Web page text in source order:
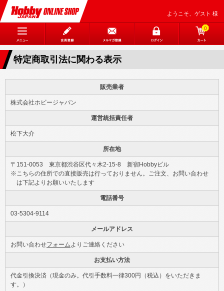
ようこそ、ゲスト 様
0
特定商取引法に関わる表示
販売業者
株式会社ホビージャパン
運営統括責任者
松下大介
所在地
〒151-0053 東京都渋谷区代々木2-15-8 新宿Hobbyビル
※こちらの住所での直接販売は行っておりません。ご注文、お問い合わせ
は下記よりお願いいたします
電話番号
03-5304-9114
メールアドレス
お問い合わせフォームよりご連絡ください
お支払い方法
代金引換決済（現金のみ。代引手数料一律300円（税込）をいただきま
す。）